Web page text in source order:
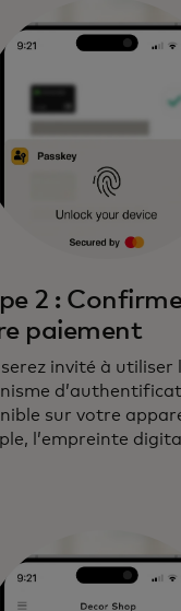
2 :
paiement
invité à utiliser
sur votre
l’empreinte